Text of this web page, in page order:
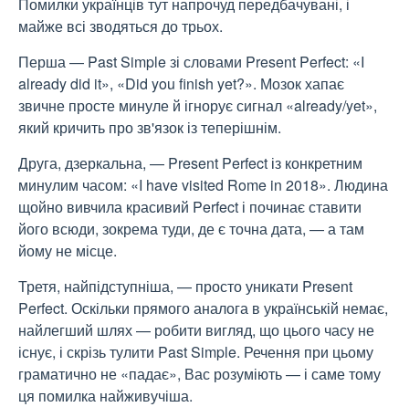
майже всі зводяться до трьох.
Перша — Past Simple зі словами Present Perfect: «I
already did it», «Did you finish yet?». Мозок хапає
звичне просте минуле й ігнорує сигнал «already/yet»,
який кричить про зв'язок із теперішнім.
Друга, дзеркальна, — Present Perfect із конкретним
минулим часом: «I have visited Rome in 2018». Людина
щойно вивчила красивий Perfect і починає ставити
його всюди, зокрема туди, де є точна дата, — а там
йому не місце.
Третя, найпідступніша, — просто уникати Present
Perfect. Оскільки прямого аналога в українській немає,
найлегший шлях — робити вигляд, що цього часу не
існує, і скрізь тулити Past Simple. Речення при цьому
граматично не «падає», Вас розуміють — і саме тому
ця помилка найживучіша.